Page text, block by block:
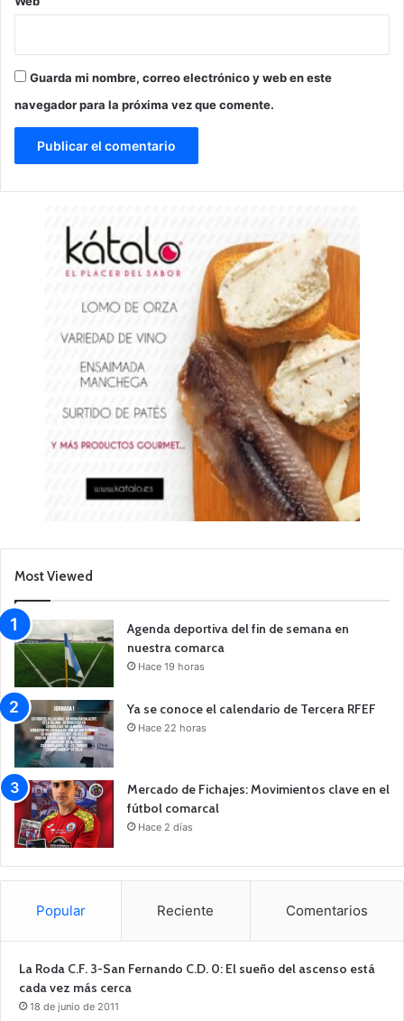
Guarda mi nombre, correo electrónico y web en este
navegador para la próxima vez que comente.
Most Viewed
Agenda deportiva del fin de semana en
nuestra comarca
Hace 19 horas
Ya se conoce el calendario de Tercera RFEF
Hace 22 horas
Mercado de Fichajes: Movimientos clave en el
fútbol comarcal
Hace 2 días
Popular Reciente Comentarios
La Roda C.F. 3-San Fernando C.D. 0: El sueño del ascenso está
cada vez más cerca
18 de junio de 2011